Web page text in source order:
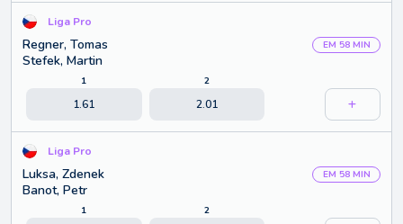
Liga Pro
Regner, Tomas
Stefek, Martin
EM 58 MIN
1
1.61
2
2.01
Liga Pro
Luksa, Zdenek
Banot, Petr
EM 58 MIN
1 2